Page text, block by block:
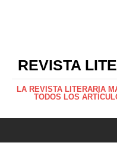
REVISTA
LA REVISTA LITERARIA
TODOS LOS